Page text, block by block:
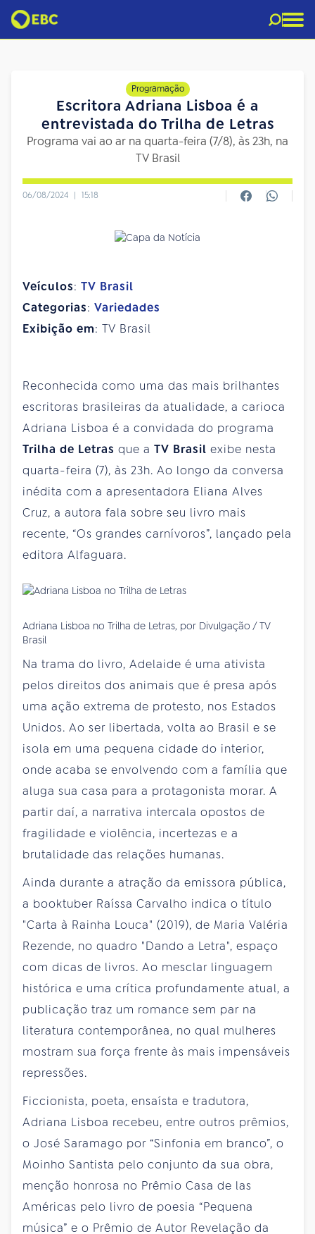
Programação
Escritora Adriana Lisboa é a
entrevistada do Trilha de Letras
Programa vai ao ar na quarta-feira (7/8), às 23h, na
TV Brasil
06/08/2024 | 15:18
Veículos: TV Brasil
Categorias: Variedades
Exibição em: TV Brasil
Reconhecida como uma das mais brilhantes
escritoras brasileiras da atualidade, a carioca
Adriana Lisboa é a convidada do programa
Trilha de Letras que a TV Brasil exibe nesta
quarta-feira (7), às 23h. Ao longo da conversa
inédita com a apresentadora Eliana Alves
Cruz, a autora fala sobre seu livro mais
recente, “Os grandes carnívoros”, lançado pela
editora Alfaguara.
Adriana Lisboa no Trilha de Letras, por Divulgação / TV
Brasil
Na trama do livro, Adelaide é uma ativista
pelos direitos dos animais que é presa após
uma ação extrema de protesto, nos Estados
Unidos. Ao ser libertada, volta ao Brasil e se
isola em uma pequena cidade do interior,
onde acaba se envolvendo com a família que
aluga sua casa para a protagonista morar. A
partir daí, a narrativa intercala opostos de
fragilidade e violência, incertezas e a
brutalidade das relações humanas.
Ainda durante a atração da emissora pública,
a booktuber Raíssa Carvalho indica o título
"Carta à Rainha Louca" (2019), de Maria Valéria
Rezende, no quadro "Dando a Letra", espaço
com dicas de livros. Ao mesclar linguagem
histórica e uma crítica profundamente atual, a
publicação traz um romance sem par na
literatura contemporânea, no qual mulheres
mostram sua força frente às mais impensáveis
repressões.
Ficcionista, poeta, ensaísta e tradutora,
Adriana Lisboa recebeu, entre outros prêmios,
o José Saramago por “Sinfonia em branco”, o
Moinho Santista pelo conjunto da sua obra,
menção honrosa no Prêmio Casa de las
Américas pelo livro de poesia “Pequena
música” e o Prêmio de Autor Revelação da